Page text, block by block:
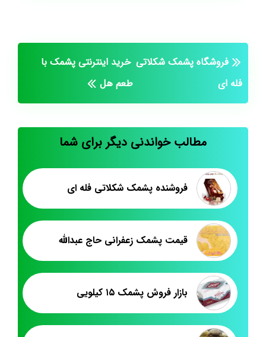
فروشگاه پشمک شکلاتی
فله ای
خرید اینترنتی پشمک با
طعم هل
مطالب خواندنی دیگر برای شما
فروشنده پشمک شکلاتی فله ای
قيمت پشمک زعفرانی حاج عبدالله
بازار فروش پشمک ۱۵ کیلویی